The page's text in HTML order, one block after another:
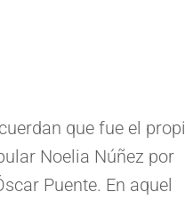
que fue el
Noelia Núñez por
Puente. En aquel